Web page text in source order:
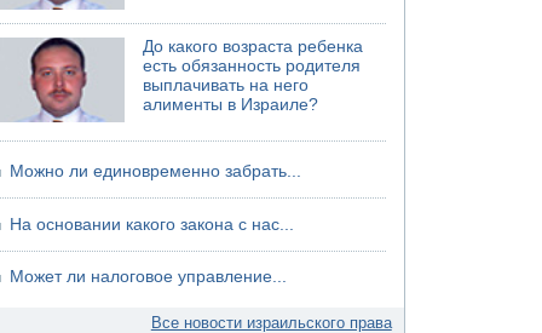
До какого возраста ребенка
есть обязанность родителя
выплачивать на него
алименты в Израиле?
Можно ли единовременно забрать...
На основании какого закона с нас...
Может ли налоговое управление...
Все новости израильского права